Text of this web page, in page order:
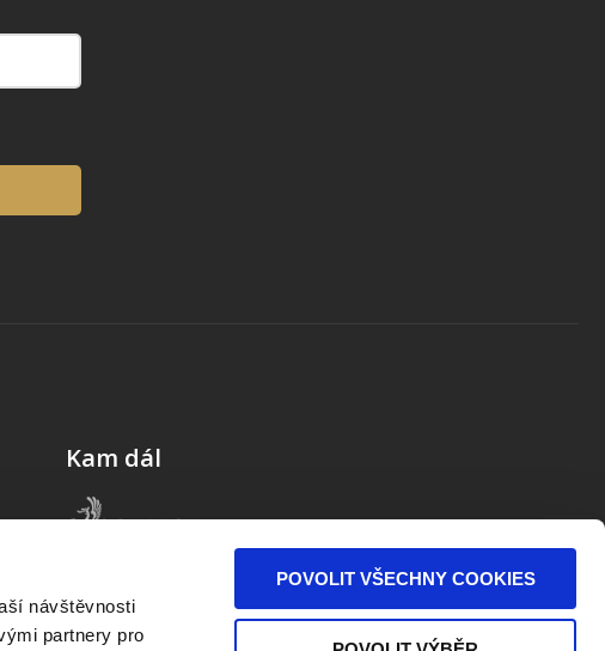
návštěvnosti
partnery pro
POVOLIT VŠECHNY COOKIES
Kam dál